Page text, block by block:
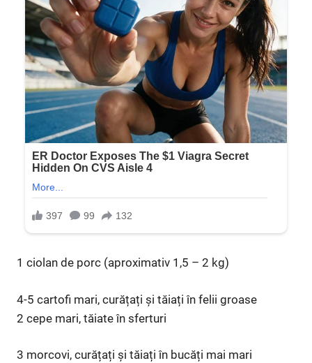
1 ciolan de porc (aproximativ 1,5 – 2 kg)
4-5 cartofi mari, curățați și tăiați în felii groase
2 cepe mari, tăiate în sferturi
3 morcovi, curățați și tăiați în bucăți mai mari